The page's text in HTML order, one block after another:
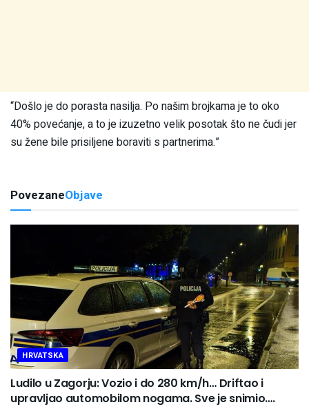
“Došlo je do porasta nasilja. Po našim brojkama je to oko
40% povećanje, a to je izuzetno velik posotak što ne čudi jer
su žene bile prisiljene boraviti s partnerima.”
PovezaneObjave
HRVATSKA
Ludilo u Zagorju: Vozio i do 280 km/h… Driftao i
upravljao automobilom nogama. Sve je snimio….